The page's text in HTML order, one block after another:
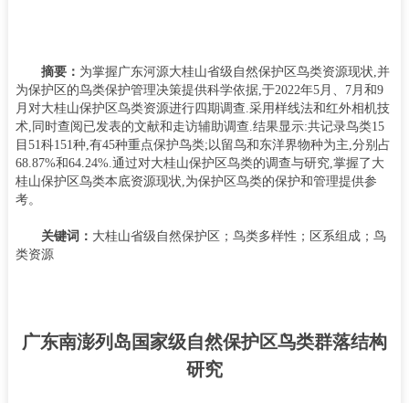
摘要： 为掌握广东河源大桂山省级自然保护区鸟类资源现状,并
为保护区的鸟类保护管理决策提供科学依据,于2022年5月、 7月和9
月对大桂山保护区鸟类资源进行四期调查.采用样线法和红外相机技
术, 同时查阅已发表的文献和走访辅助调查.结果显示:共记录鸟类15
目 51科151种,有45种重点保护鸟类; 以留鸟和东洋界物种为主,分别占
68.87%和64.24%.通过对大桂山保护区鸟类的调查与研究,掌握了大
桂山保护区鸟类本底资源现状,为保护区鸟类的保护和管理提供参
考。
关键词： 大桂山省级自然保护区；鸟类多样性；区系组成；鸟
类资源
广东南澎列岛国家级自然保护区鸟类群落结构
研究